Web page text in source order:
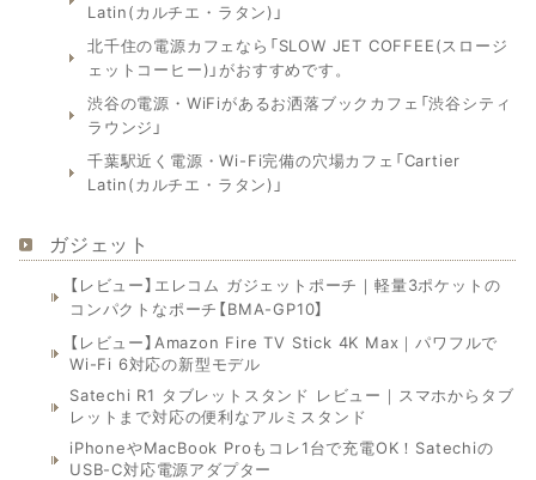
Latin(カルチエ・ラタン)」
北千住の電源カフェなら「SLOW JET COFFEE(スロージ
ェットコーヒー)」がおすすめです。
渋谷の電源・WiFiがあるお洒落ブックカフェ「渋谷シティ
ラウンジ」
千葉駅近く電源・Wi-Fi完備の穴場カフェ「Cartier
Latin(カルチエ・ラタン)」
ガジェット
【レビュー】エレコム ガジェットポーチ｜軽量3ポケットの
コンパクトなポーチ【BMA-GP10】
【レビュー】Amazon Fire TV Stick 4K Max｜パワフルで
Wi-Fi 6対応の新型モデル
Satechi R1 タブレットスタンド レビュー｜スマホからタブ
レットまで対応の便利なアルミスタンド
iPhoneやMacBook Proもコレ1台で充電OK！Satechiの
USB-C対応電源アダプター